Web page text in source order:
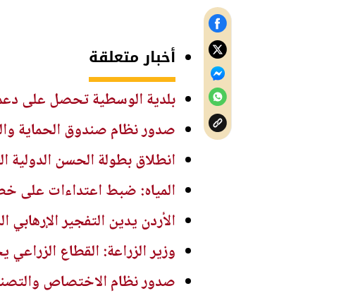
أخبار متعلقة
بلدية الوسطية تحصل على دعم 500 ألف دينار لمشاريع التعبيد وتصريف مياه
صدور نظام صندوق الحماية والرعاية
انطلاق بطولة الحسن الدولية
المياه: ضبط اعتداءات على
الأردن يدين التفجير
وزير الزراعة: القطاع
صدور نظام الاختصاص والتصنيف الفني